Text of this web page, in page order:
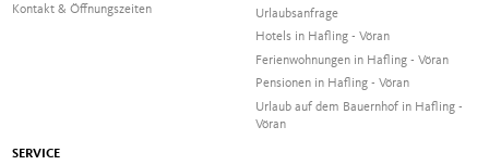
Kontakt & Öffnungszeiten
Urlaubsanfrage
Hotels in Hafling - Vöran
Ferienwohnungen in Hafling - Vöran
Pensionen in Hafling - Vöran
Urlaub auf dem Bauernhof in Hafling -
Vöran
SERVICE